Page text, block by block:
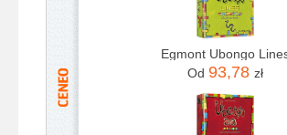
Egmont Ubongo
Od 93,78 zł